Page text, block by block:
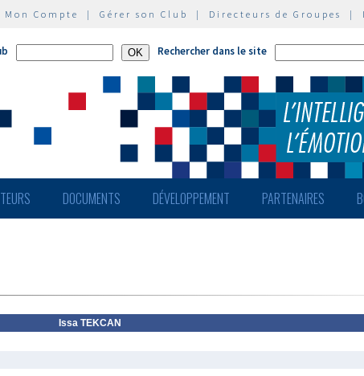
Mon Compte | Gérer son Club | Directeurs de Groupes |
Rechercher dans le site
DOCUMENTS DÉVELOPPEMENT PARTENAIRES
Issa TEKCAN